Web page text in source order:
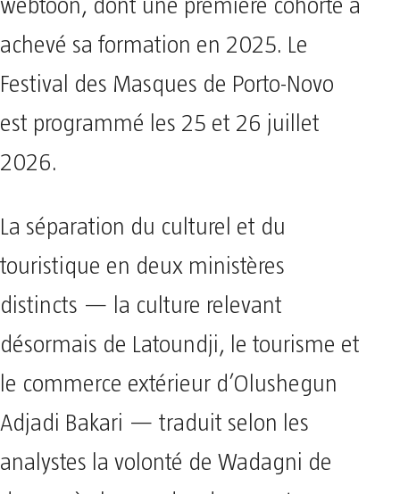
webtoon, dont une première cohorte a
achevé sa formation en 2025. Le
Festival des Masques de Porto-Novo
est programmé les 25 et 26 juillet
2026.
La séparation du culturel et du
touristique en deux ministères
distincts — la culture relevant
désormais de Latoundji, le tourisme et
le commerce extérieur d’Olushegun
Adjadi Bakari — traduit selon les
analystes la volonté de Wadagni de